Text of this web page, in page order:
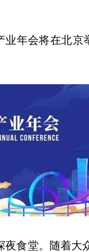
年会将在北
食堂。随着